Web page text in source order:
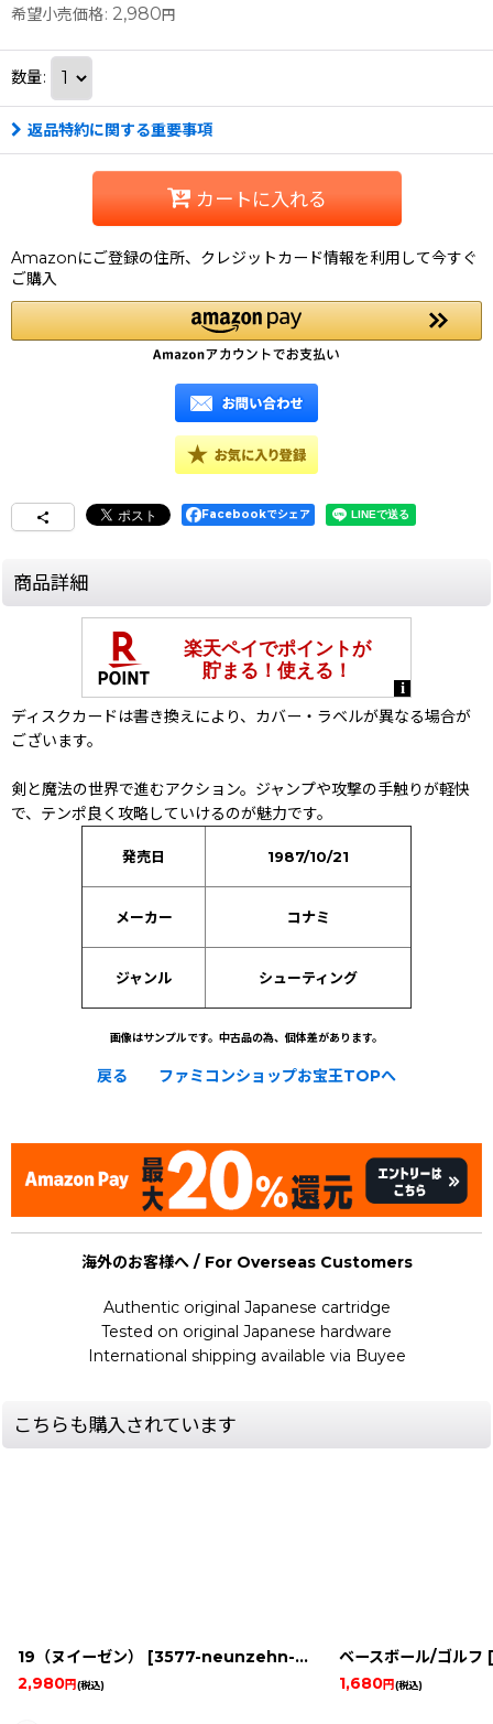
希望小売価格: 2,980 円
数量:
返品特約に関する重要事項
カートに入れる
Amazonにご登録の住所、クレジットカード情報を利用して今すぐ
ご購入
Facebookでシェア
商品詳細
ディスクカードは書き換えにより、カバー・ラベルが異なる場合が
ございます。
剣と魔法の世界で進むアクション。ジャンプや攻撃の手触りが軽快
で、テンポ良く攻略していけるのが魅力です。
発売日 1987/10/21
メーカー コナミ
ジャンル シューティング
画像はサンプルです。中古品の為、個体差があります。
戻る ファミコンショップお宝王TOPへ
海外のお客様へ / For Overseas Customers
Authentic original Japanese cartridge
Tested on original Japanese hardware
International shipping available via Buyee
こちらも購入されています
19（ヌイーゼン） [3577-neunzehn-famicom-disk ]
2,980円(税込)
ベースボール/ゴルフ [
1,680円(税込)